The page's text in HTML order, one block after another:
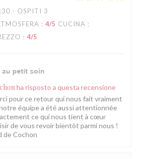
- OSPITI 3
: 4/5 CUCINA :
: 4/5
au petit soin
ha risposto a questa recensione
pour ce retour qui nous fait vraiment
équipe a été aussi attentionnée
ce qui nous tient à cœur
de vous revoir bientôt parmi nous !
de Cochon